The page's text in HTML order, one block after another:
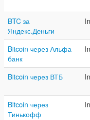
BTC за
Яндекс.Деньги
Bitcoin через Альфа-
банк
Bitcoin через ВТБ
Bitcoin через
Тинькофф